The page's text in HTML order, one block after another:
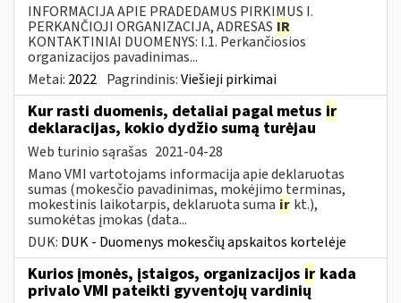
INFORMACIJA APIE PRADEDAMUS PIRKIMUS I.
PERKANČIOJI ORGANIZACIJA, ADRESAS IR
KONTAKTINIAI DUOMENYS: I.1. Perkančiosios
organizacijos pavadinimas...
Metai: 2022 Pagrindinis:Viešieji pirkimai
Kur rasti duomenis, detaliai pagal metus ir
deklaracijas, kokio dydžio sumą turėjau
Web turinio sąrašas 2021-04-28
Mano VMI vartotojams informacija apie deklaruotas
sumas (mokesčio pavadinimas, mokėjimo terminas,
mokestinis laikotarpis, deklaruota suma ir kt.),
sumokėtas įmokas (data...
DUK: DUK - Duomenys mokesčių apskaitos kortelėje
Kurios įmonės, įstaigos, organizacijos ir kada
privalo VMI pateikti gyventojų vardinių